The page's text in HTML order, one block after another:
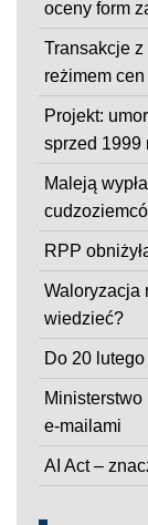
oceny form
Transakcje
reżimem
Projekt:
sprzed 1999
Maleją
RPP
Waloryzacja
wiedzieć?
Do 20
Ministerstwo
e-mailami
AI Act –